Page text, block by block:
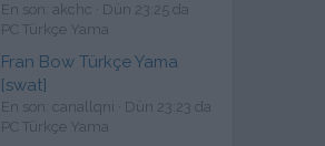
En son: akchc
Dün 23:25 da
PC Türkçe Yama
Fran Bow Türkçe Yama
[swat]
En son: canallqni
Dün 23:23 da
PC Türkçe Yama